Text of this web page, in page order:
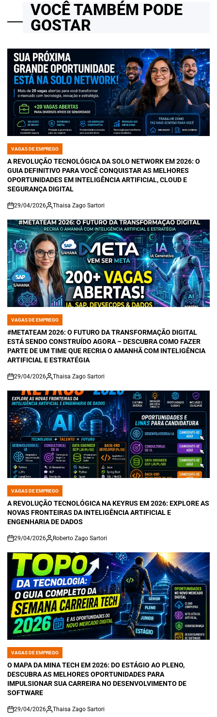
VOCÊ TAMBÉM PODE
GOSTAR
POSTED
IN
VAGAS DE EMPREGO
A REVOLUÇÃO TECNOLÓGICA DA SOLO NETWORK EM 2026: O
GUIA DEFINITIVO PARA VOCÊ CONQUISTAR AS MELHORES
OPORTUNIDADES EM INTELIGÊNCIA ARTIFICIAL, CLOUD E
SEGURANÇA DIGITAL
on
29/04/2026 Thaisa Zago Sartori
POSTED
IN
VAGAS DE EMPREGO
#METATEAM 2026: O FUTURO DA TRANSFORMAÇÃO DIGITAL
ESTÁ SENDO CONSTRUÍDO AGORA – DESCUBRA COMO FAZER
PARTE DE UM TIME QUE RECRIA O AMANHÃ COM INTELIGÊNCIA
ARTIFICIAL E ESTRATÉGIA
on
29/04/2026 Thaisa Zago Sartori
POSTED
IN
VAGAS DE EMPREGO
A REVOLUÇÃO TECNOLÓGICA NA KEYRUS EM 2026: EXPLORE AS
NOVAS FRONTEIRAS DA INTELIGÊNCIA ARTIFICIAL E
ENGENHARIA DE DADOS
on
29/04/2026 Roberto Zago Sartori
POSTED
IN
VAGAS DE EMPREGO
O MAPA DA MINA TECH EM 2026: DO ESTÁGIO AO PLENO,
DESCUBRA AS MELHORES OPORTUNIDADES PARA
IMPULSIONAR SUA CARREIRA NO DESENVOLVIMENTO DE
SOFTWARE
on
29/04/2026 Thaisa Zago Sartori